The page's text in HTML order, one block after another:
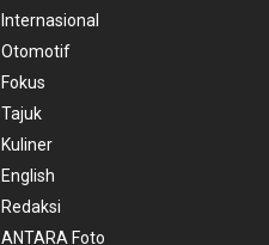
Internasional
Otomotif
Fokus
Tajuk
Kuliner
English
Redaksi
ANTARA Foto